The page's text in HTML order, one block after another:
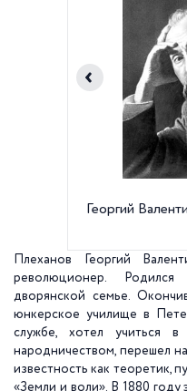
Георгий
Плеханов Георгий
революционер.
дворянской семье.
юнкерское училище в
службе, хотел учиться в
народничеством, перешел
известность как теоретик,
«Земли и воли». В 1880 году